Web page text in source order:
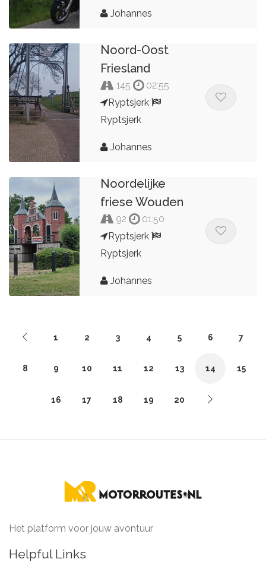
Johannes
Noord-Oost
Friesland
145
02:55
Ryptsjerk
Ryptsjerk
Johannes
Noordelijke
friese Wouden
92
01:50
Ryptsjerk
Ryptsjerk
Johannes
1 2 3 4 5 6 7
8 9 10 11 12 13 14 15
16 17 18 19 20
Het platform voor jouw avontuur
Helpful Links